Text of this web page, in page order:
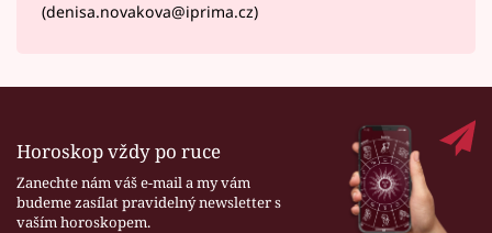
(denisa.novakova@iprima.cz)
Horoskop vždy po ruce
Zanechte nám váš e-mail a my vám
budeme zasílat pravidelný newsletter s
vaším horoskopem.